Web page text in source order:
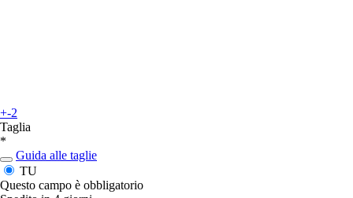
+-2
Taglia
*
Guida alle taglie
TU
Questo campo è obbligatorio